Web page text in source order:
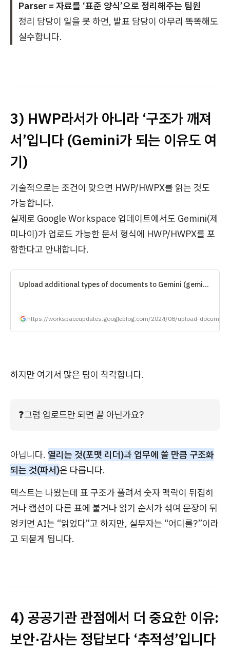
Parser = 자료를 ‘표준 양식’으로 정리해주는 팀원
정리 담당이 일을 못 하면, 발표 담당이 아무리 똑똑해도
실수합니다.
3) HWP라서가 아니라 ‘구조가 깨져
서’입니다 (Gemini가 되는 이유도 여
기)
기술적으로는 조건이 맞으면 HWP/HWPX를 읽는 것도
가능합니다.
실제로 Google Workspace 업데이트에서도 Gemini(제
미나이)가 업로드 가능한 문서 형식에 HWP/HWPX를 포
함한다고 안내합니다.
Upload additional types of documents to Gemini (gemini.google.com) for insights and analysis
하지만 여기서 많은 팀이 착각합니다.
❓그럼 업로드만 되면 끝 아닌가요?
아닙니다. 열리는 것(포맷 리더)과 업무에 쓸 만큼 구조화
되는 것(파서)은 다릅니다.
텍스트는 나왔는데 표 구조가 풀려서 숫자 맥락이 뒤집히
거나 캡션이 다른 표에 붙거나 읽기 순서가 섞여 문장이 뒤
엉키면 AI는 “읽었다”고 하지만, 실무자는 “어디를?”이라
고 되묻게 됩니다.
4) 공공기관 관점에서 더 중요한 이유:
보안·감사는 정답보다 ‘추적성’입니다